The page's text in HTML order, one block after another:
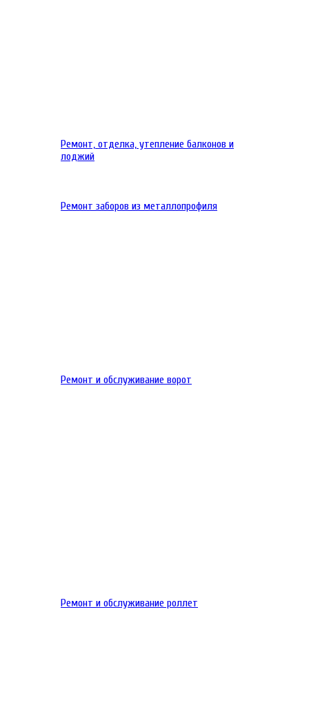
Ремонт, отделка, утепление балконов и
лоджий
Ремонт заборов из металлопрофиля
Ремонт и обслуживание ворот
Ремонт и обслуживание роллет